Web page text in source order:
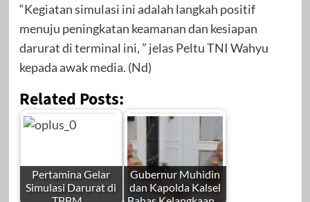
“Kegiatan simulasi ini adalah langkah positif
menuju peningkatan keamanan dan kesiapan
darurat di terminal ini, ” jelas Peltu TNI Wahyu
kepada awak media. (Nd)
Related Posts:
Pertamina Gelar
Simulasi Darurat di
Gubernur Muhidin
dan Kapolda Kalsel